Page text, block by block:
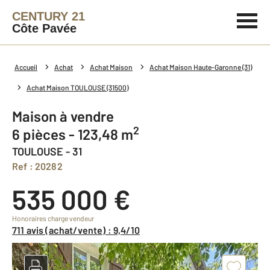
CENTURY 21
Côte Pavée
Accueil Achat Achat Maison Achat Maison Haute-Garonne (31)
Achat Maison TOULOUSE (31500)
Maison à vendre
6 pièces - 123,48 m2
TOULOUSE - 31
Ref : 20282
535 000 €
Honoraires charge vendeur
711 avis (achat/vente) : 9,4/10